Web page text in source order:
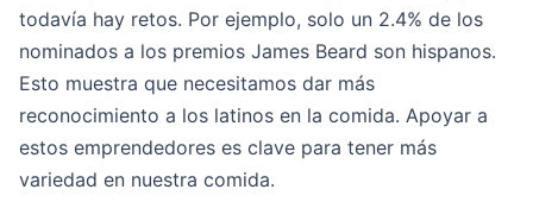
todavía hay retos. Por ejemplo, solo un 2.4% de los
nominados a los premios James Beard son hispanos.
Esto muestra que necesitamos dar más
reconocimiento a los latinos en la comida. Apoyar a
estos emprendedores es clave para tener más
variedad en nuestra comida.